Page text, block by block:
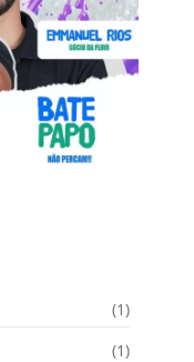
(1)
(1)